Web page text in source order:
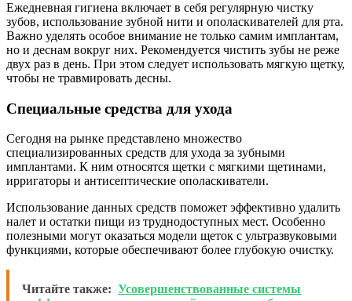
Ежедневная гигиена включает в себя регулярную чистку
зубов, использование зубной нити и ополаскивателей для рта.
Важно уделять особое внимание не только самим имплантам,
но и деснам вокруг них. Рекомендуется чистить зубы не реже
двух раз в день. При этом следует использовать мягкую щетку,
чтобы не травмировать десны.
Специальные средства для ухода
Сегодня на рынке представлено множество
специализированных средств для ухода за зубными
имплантами. К ним относятся щетки с мягкими щетинами,
ирригаторы и антисептические ополаскиватели.
Использование данных средств поможет эффективно удалить
налет и остатки пищи из труднодоступных мест. Особенно
полезными могут оказаться модели щеток с ультразвуковыми
функциями, которые обеспечивают более глубокую очистку.
Читайте также: Усовершенствованные системы